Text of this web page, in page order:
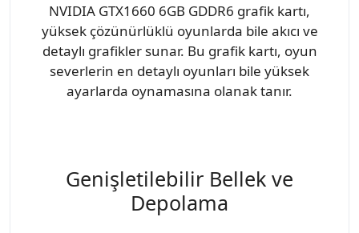
NVIDIA GTX1660 6GB GDDR6 grafik kartı,
yüksek çözünürlüklü oyunlarda bile akıcı ve
detaylı grafikler sunar. Bu grafik kartı, oyun
severlerin en detaylı oyunları bile yüksek
ayarlarda oynamasına olanak tanır.
Genişletilebilir Bellek ve
Depolama